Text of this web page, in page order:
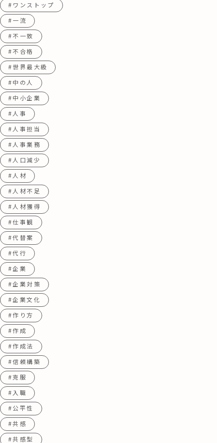
#ワンストップ
#一流
#不一致
#不合格
#世界最大級
#中の人
#中小企業
#人事
#人事担当
#人事業務
#人口減少
#人材
#人材不足
#人材獲得
#仕事観
#代替案
#代行
#企業
#企業対策
#企業文化
#作り方
#作成
#作成法
#信頼構築
#克服
#入職
#公平性
#共感
#共感型